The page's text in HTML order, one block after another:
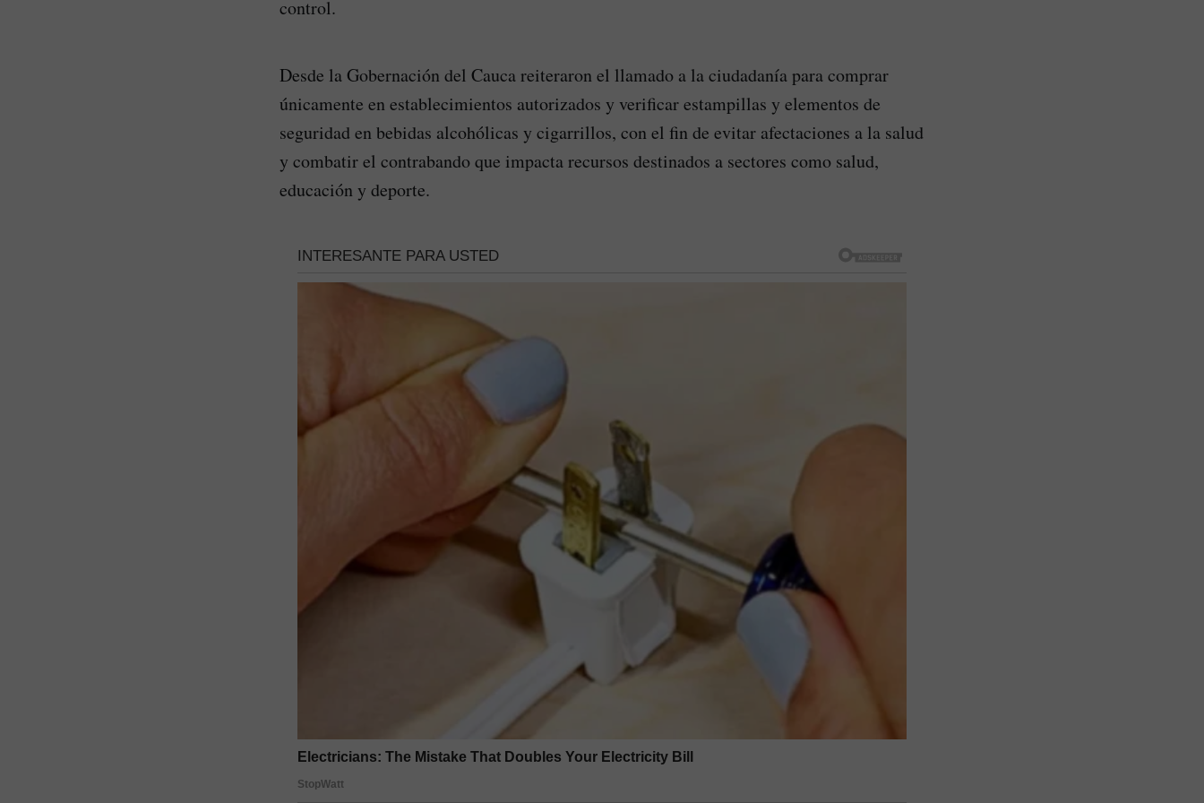
control.
Desde la Gobernación del Cauca reiteraron el llamado a la ciudadanía para comprar
únicamente en establecimientos autorizados y verificar estampillas y elementos de
seguridad en bebidas alcohólicas y cigarrillos, con el fin de evitar afectaciones a la salud
y combatir el contrabando que impacta recursos destinados a sectores como salud,
educación y deporte.